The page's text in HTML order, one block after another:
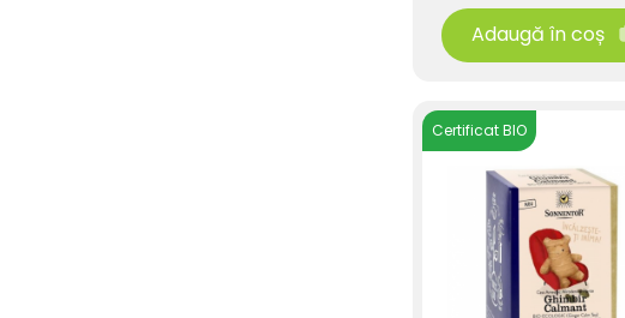
Adaugă în coș
Certificat BIO